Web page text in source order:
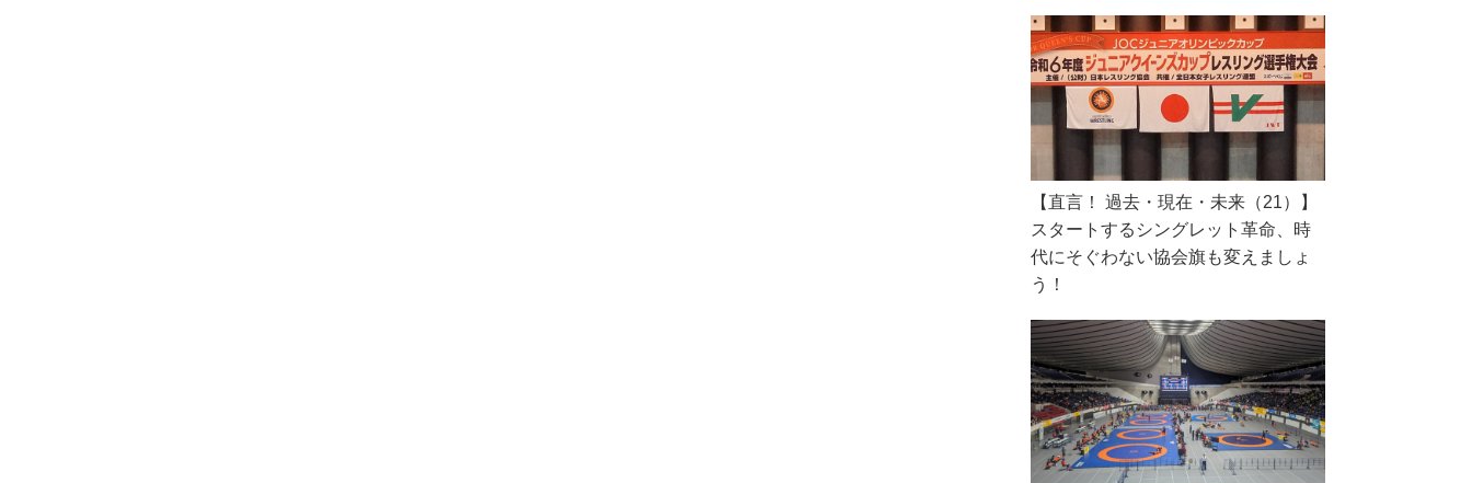
【直言！ 過去・現在・未来（21）】
スタートするシングレット革命、時
代にそぐわない協会旗も変えましょ
う！